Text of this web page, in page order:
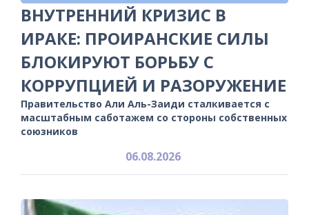
ВНУТРЕННИЙ КРИЗИС В
ИРАКЕ: ПРОИРАНСКИЕ СИЛЫ
БЛОКИРУЮТ БОРЬБУ С
КОРРУПЦИЕЙ И РАЗОРУЖЕНИЕ
Правительство Али Аль-Заиди сталкивается с
масштабным саботажем со стороны собственных
союзников
06.08.2026